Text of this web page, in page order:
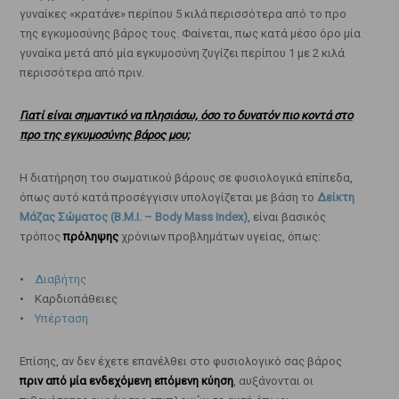
γυναίκες «κρατάνε» περίπου 5 κιλά περισσότερα από το προ
της εγκυμοσύνης βάρος τους. Φαίνεται, πως κατά μέσο όρο μία
γυναίκα μετά από μία εγκυμοσύνη ζυγίζει περίπου 1 με 2 κιλά
περισσότερα από πριν.
Γιατί είναι σημαντικό να πλησιάσω, όσο το δυνατόν πιο κοντά στο
προ της εγκυμοσύνης βάρος μου;
Η διατήρηση του σωματικού βάρους σε φυσιολογικά επίπεδα,
όπως αυτό κατά προσέγγισιν υπολογίζεται με βάση το Δείκτη
Μάζας Σώματος (B.M.I. – Body Mass Index), είναι βασικός
τρόποςπρόληψηςχρόνιων προβλημάτων υγείας, όπως:
• Διαβήτης
• Καρδιοπάθειες
• Υπέρταση
Επίσης, αν δεν έχετε επανέλθει στο φυσιολογικό σας βάρος
πριν από μία ενδεχόμενη επόμενη κύηση, αυξάνονται οι